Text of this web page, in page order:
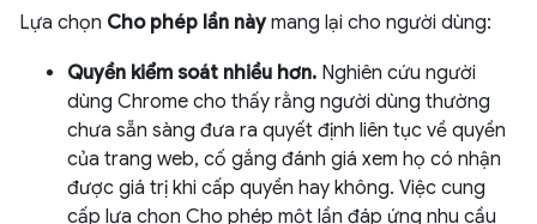
Lựa chọn Cho phép lần nàymang lại cho người dùng:
Quyền kiểm soát nhiều hơn. Nghiên cứu người
dùng Chrome cho thấy rằng người dùng thường
chưa sẵn sàng đưa ra quyết định liên tục về quyền
của trang web, cố gắng đánh giá xem họ có nhận
được giá trị khi cấp quyền hay không. Việc cung
cấp lựa chọn Cho phép một lần đáp ứng nhu cầu